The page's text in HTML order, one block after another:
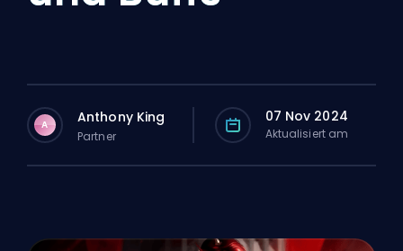
A Anthony King
Partner
07 Nov 2024
Aktualisiert am